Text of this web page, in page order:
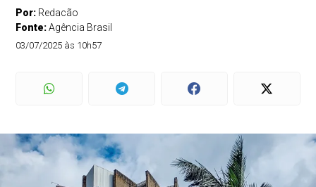
Por: Redacão
Fonte:Agência Brasil
03/07/2025 às 10h57